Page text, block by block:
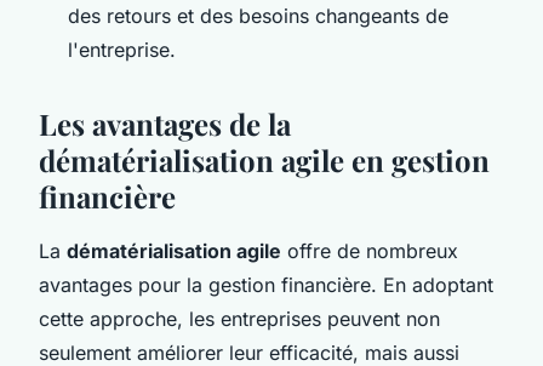
des retours et des besoins changeants de
l'entreprise.
Les avantages de la
dématérialisation agile en gestion
financière
La dématérialisation agile offre de nombreux
avantages pour la gestion financière. En adoptant
cette approche, les entreprises peuvent non
seulement améliorer leur efficacité, mais aussi